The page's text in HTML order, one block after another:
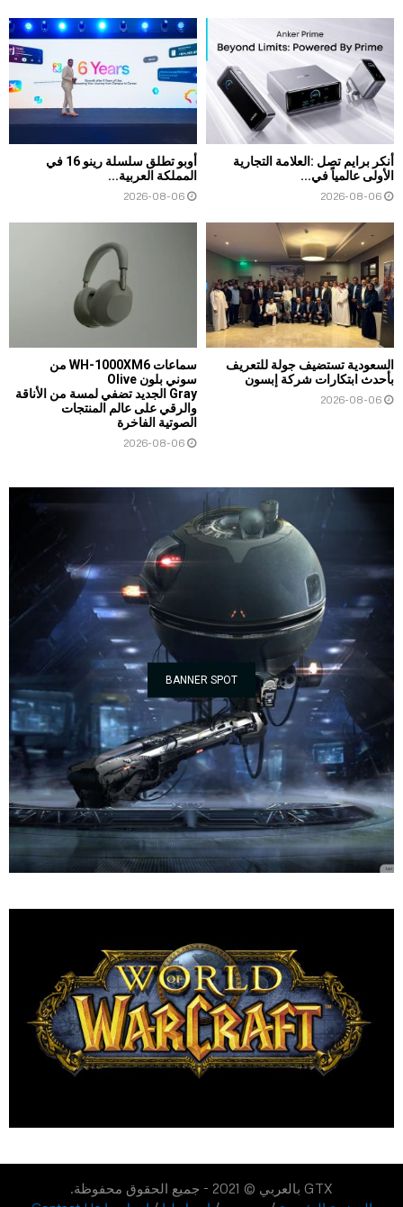
أنكر برايم تصل :العلامة التجارية
الأولى عالمياً في...
2026-08-06
أوبو تطلق سلسلة رينو 16 في
المملكة العربية...
2026-08-06
السعودية تستضيف جولة للتعريف
بأحدث ابتكارات شركة إبسون
2026-08-06
سماعات WH-1000XM6 من
سوني بلون Olive
Gray الجديد تضفي لمسة من الأناقة
والرقي على عالم المنتجات
الصوتية الفاخرة
2026-08-06
BANNER SPOT
GTX بالعربي © 2021 - جميع الحقوق محفوظة.